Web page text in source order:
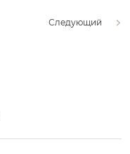
Следующий